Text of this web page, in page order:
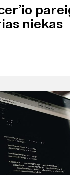
niekas